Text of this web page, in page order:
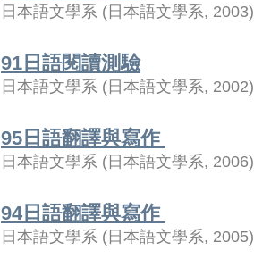
日本語文學系 ( 日本語文學系, 2003)
91日語閱讀測驗
日本語文學系 ( 日本語文學系, 2002)
95日語翻譯與寫作
日本語文學系 ( 日本語文學系, 2006)
94日語翻譯與寫作
日本語文學系 ( 日本語文學系, 2005)